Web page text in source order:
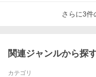
さらに3件
関連ジャンルから探
カテゴリ